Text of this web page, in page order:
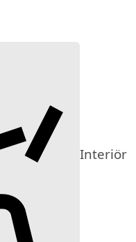
Interiör